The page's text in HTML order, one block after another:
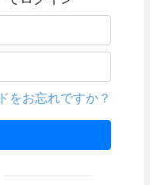
をお忘れですか？